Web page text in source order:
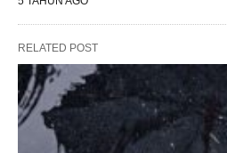
RELATED POST